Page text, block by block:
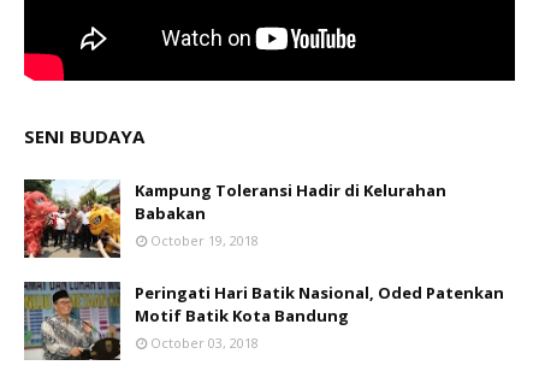
SENI BUDAYA
Kampung Toleransi Hadir di Kelurahan
Babakan
October 19, 2018
Peringati Hari Batik Nasional, Oded Patenkan
Motif Batik Kota Bandung
October 03, 2018